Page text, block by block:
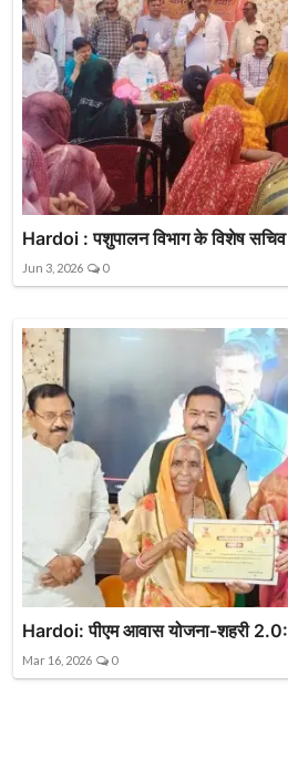
Hardoi : पशुपालन विभाग के विशेष
Jun 3, 2026 0
Hardoi: पीएम आवास योजना-शहरी
Mar 16, 2026 0